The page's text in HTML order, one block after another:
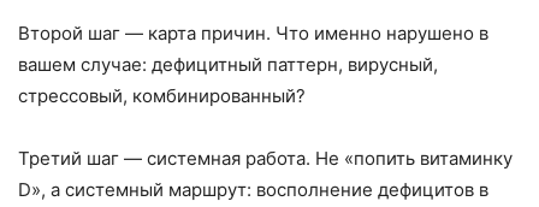
Второй шаг — карта причин. Что именно нарушено в
вашем случае: дефицитный паттерн, вирусный,
стрессовый, комбинированный?
Третий шаг — системная работа. Не «попить витаминку
D», а системный маршрут: восполнение дефицитов в